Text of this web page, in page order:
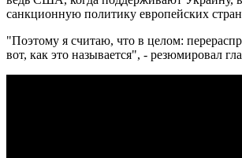
санкционную политику европейских
"Поэтому я считаю, что в целом:
вот, как это называется", - резюмировал